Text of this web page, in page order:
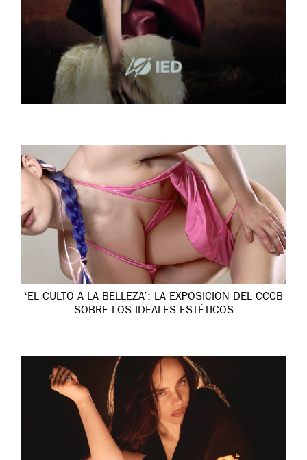
‘EL CULTO A LA BELLEZA’: LA EXPOSICIÓN DEL CCCB
SOBRE LOS IDEALES ESTÉTICOS